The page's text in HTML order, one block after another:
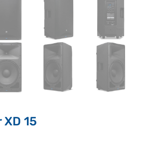
15
un determinato prodotto
il nome completo